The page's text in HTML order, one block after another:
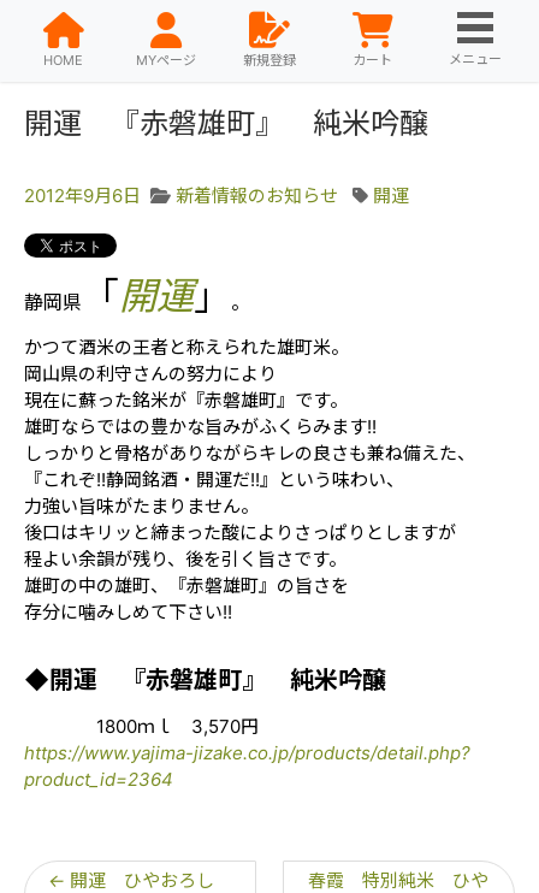
HOME MYページ 新規登録 カート メニュー
開運 『赤磐雄町』 純米吟醸
2012年9月6日 新着情報のお知らせ 開運
静岡県 「開運」 。
かつて酒米の王者と称えられた雄町米。
岡山県の利守さんの努力により
現在に蘇った銘米が『赤磐雄町』です。
雄町ならではの豊かな旨みがふくらみます!!
しっかりと骨格がありながらキレの良さも兼ね備えた、
『これぞ!!静岡銘酒・開運だ!!』という味わい、
力強い旨味がたまりません。
後口はキリッと締まった酸によりさっぱりとしますが
程よい余韻が残り、後を引く旨さです。
雄町の中の雄町、『赤磐雄町』の旨さを
存分に噛みしめて下さい!!
◆開運 『赤磐雄町』 純米吟醸
1800ｍｌ 3,570円
https://www.yajima-jizake.co.jp/products/detail.php?
product_id=2364
← 開運 ひやおろし
春霞 特別純米 ひや